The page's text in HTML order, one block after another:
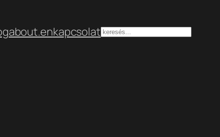
about.enkapcsolatKeresés